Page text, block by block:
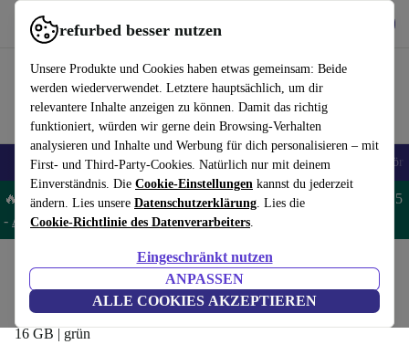
refurbed besser nutzen
Unsere Produkte und Cookies haben etwas gemeinsam: Beide
werden wiederverwendet. Letztere hauptsächlich, um dir
relevantere Inhalte anzeigen zu können. Damit das richtig
funktioniert, würden wir gerne dein Browsing-Verhalten
analysieren und Inhalte und Werbung für dich personalisieren – mit
First- und Third-Party-Cookies. Natürlich nur mit deinem
Einverständnis. Die Cookie-Einstellungen kannst du jederzeit
ändern. Lies unsere Datenschutzerklärung. Lies die
Cookie-Richtlinie des Datenverarbeiters.
Eingeschränkt nutzen
ANPASSEN
ALLE COOKIES AKZEPTIEREN
refurbed schnell und einfach nutzen
🎒 Back to school Handys Laptops Tablets Smartwatches Zubehör
🔥 Spare 5% EXTRA auf MacBooks und iPads – Code: MACPAD5
- AGB
Tablets
Alcatel 1T 7
16 GB | grün